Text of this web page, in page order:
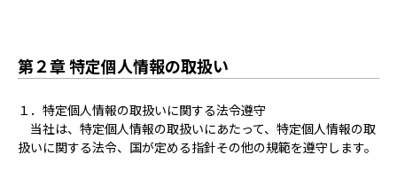
第２章 特定個人情報の取扱い
１．特定個人情報の取扱いに関する法令遵守
当社は、特定個人情報の取扱いにあたって、特定個人情報の取
扱いに関する法令、国が定める指針その他の規範を遵守します。